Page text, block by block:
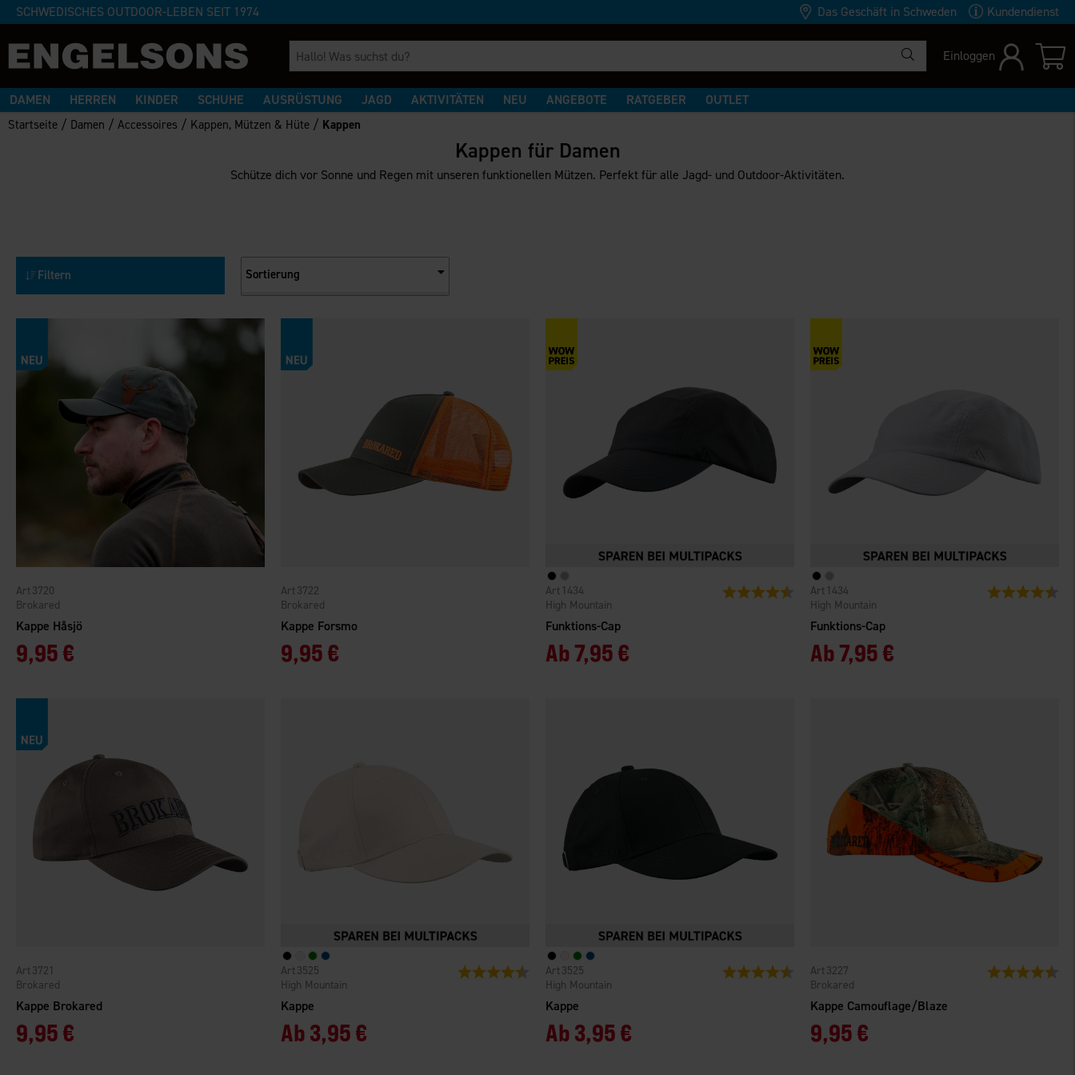
SCHWEDISCHES OUTDOOR-LEBEN SEIT 1974 Das Geschäft in Schweden Kundendienst
Einloggen
DAMEN HERREN KINDER SCHUHE AUSRÜSTUNG JAGD AKTIVITÄTEN NEU ANGEBOTE RATGEBER OUTLET
Startseite / Damen /Accessoires / Kappen, Mützen & Hüte / Kappen
Kappen für Damen
Schütze dich vor Sonne und Regen mit unseren funktionellen Mützen. Perfekt für alle Jagd- und Outdoor-Aktivitäten.
Filtern Sortierung
Kappe Håsjö
Brokared
3720
9,95 €
Kappe Forsmo
Brokared
3722
9,95 €
Funktions-Cap
High Mountain
1434
Ab7,95 €
Bewertung: 4.4 von 5 Sternen
Funktions-Cap
High Mountain
1434
Ab7,95 €
Bewertung:
Kappe Brokared
Brokared
3721
9,95 €
Kappe
High Mountain
3525
Ab3,95 €
Bewertung: 4.4 von 5 Sternen
Kappe
High Mountain
3525
Ab3,95 €
Bewertung: 4.4 von 5 Sternen
Kappe Camouflage/Blaze
Brokared
3227
9,95 €
Bewertung: